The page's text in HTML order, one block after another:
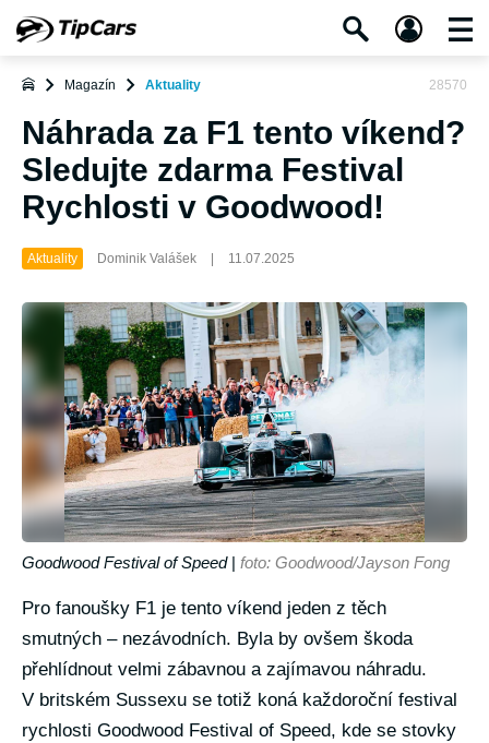
Magazín Aktuality 28570
Náhrada za F1 tento víkend?
Sledujte zdarma Festival
Rychlosti v Goodwood!
Aktuality Dominik Valášek 11.07.2025
Goodwood Festival of Speed| foto: Goodwood/Jayson Fong
Pro fanoušky F1 je tento víkend jeden z těch
smutných – nezávodních. Byla by ovšem škoda
přehlídnout velmi zábavnou a zajímavou náhradu.
V britském Sussexu se totiž koná každoroční festival
rychlosti Goodwood Festival of Speed, kde se stovky